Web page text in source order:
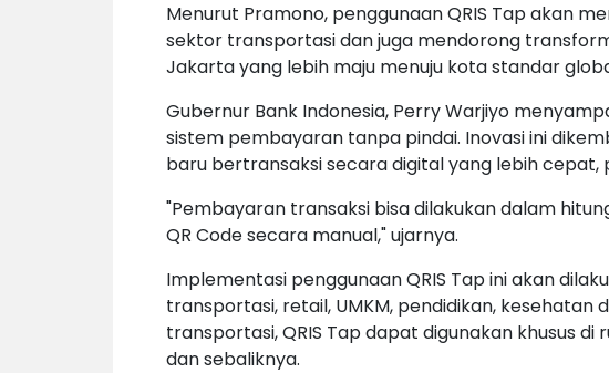
Menurut Pramono, penggunaan QRIS Tap akan
sektor transportasi dan juga mendorong
Jakarta yang lebih maju menuju kota standar
Gubernur Bank Indonesia, Perry Warjiyo
sistem pembayaran tanpa pindai. Inovasi ini
baru bertransaksi secara digital yang lebih cepat,
"Pembayaran transaksi bisa dilakukan dalam
QR Code secara manual," ujarnya.
Implementasi penggunaan QRIS Tap ini akan
transportasi, retail, UMKM, pendidikan, kesehatan
transportasi, QRIS Tap dapat digunakan khusus di
dan sebaliknya.